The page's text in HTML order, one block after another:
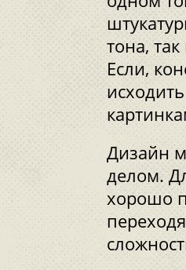
тона,
Если,
Дизайн
делом.
хорошо